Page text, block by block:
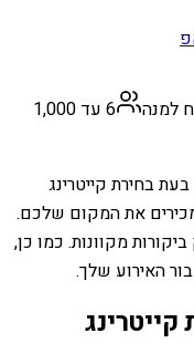
6 עד 1,000
בחירת קייטרינג
את המקום שלכם.
מקוונות. כמו כן,
האירוע שלך.